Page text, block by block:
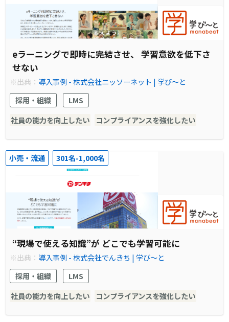
eラーニングで即時に完結させ、 学習意欲を低下さ
せない
※出典： 導入事例 - 株式会社ニッソーネット | 学び～と
採用・組織
LMS
社員の能力を向上したい
コンプライアンスを強化したい
小売・流通 301名-1,000名
“現場で使える知識”が どこでも学習可能に
※出典： 導入事例 - 株式会社でんきち | 学び～と
採用・組織
LMS
社員の能力を向上したい
コンプライアンスを強化したい